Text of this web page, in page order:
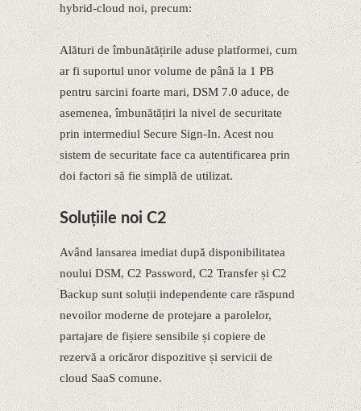
hybrid-cloud noi, precum:
Alături de îmbunătățirile aduse platformei, cum
ar fi suportul unor volume de până la 1 PB
pentru sarcini foarte mari, DSM 7.0 aduce, de
asemenea, îmbunătățiri la nivel de securitate
prin intermediul Secure Sign-In. Acest nou
sistem de securitate face ca autentificarea prin
doi factori să fie simplă de utilizat.
Soluțiile noi C2
Având lansarea imediat după disponibilitatea
noului DSM, C2 Password, C2 Transfer și C2
Backup sunt soluții independente care răspund
nevoilor moderne de protejare a parolelor,
partajare de fișiere sensibile și copiere de
rezervă a oricăror dispozitive și servicii de
cloud SaaS comune.